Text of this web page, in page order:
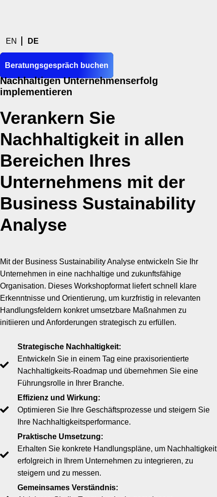
EN DE
Beratungsgespräch buchen
Nachhaltigen Unternehmenserfolg
implementieren
Verankern Sie
Nachhaltigkeit in allen
Bereichen Ihres
Unternehmens mit der
Business Sustainability
Analyse
Mit der Business Sustainability Analyse entwickeln Sie Ihr
Unternehmen in eine nachhaltige und zukunftsfähige
Organisation. Dieses Workshopformat liefert schnell klare
Erkenntnisse und Orientierung, um kurzfristig in relevanten
Handlungsfeldern konkret umsetzbare Maßnahmen zu
initiieren und Anforderungen strategisch zu erfüllen.
Strategische Nachhaltigkeit:
Entwickeln Sie in einem Tag eine praxisorientierte
Nachhaltigkeits-Roadmap und übernehmen Sie eine
Führungsrolle in Ihrer Branche.
Effizienz und Wirkung:
Optimieren Sie Ihre Geschäftsprozesse und steigern Sie
Ihre Nachhaltigkeitsperformance.
Praktische Umsetzung:
Erhalten Sie konkrete Handlungspläne, um Nachhaltigkeit
erfolgreich in Ihrem Unternehmen zu integrieren, zu
steigern und zu messen.
Gemeinsames Verständnis: